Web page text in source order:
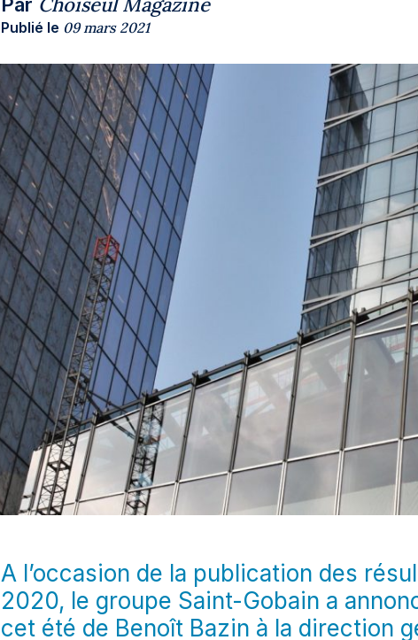
Publié le 09 mars 2021
A l’occasion de la publication des
2020, le groupe Saint-Gobain a
cet été de Benoît Bazin à la direction